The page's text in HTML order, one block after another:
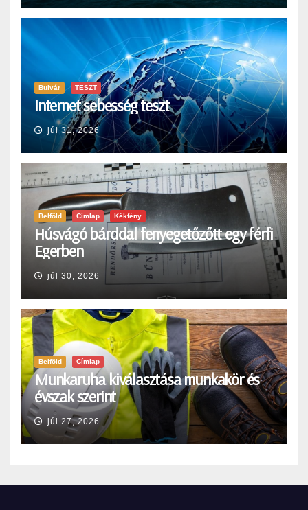
Bulvár TESZT
Internet sebesség teszt
júl 31, 2026
Belföld Címlap Kékfény
Húsvágó bárddal fenyegetőzőtt egy férfi
Egerben
júl 30, 2026
Belföld Címlap
Munkaruha kiválasztása munkakör és
évszak szerint
júl 27, 2026